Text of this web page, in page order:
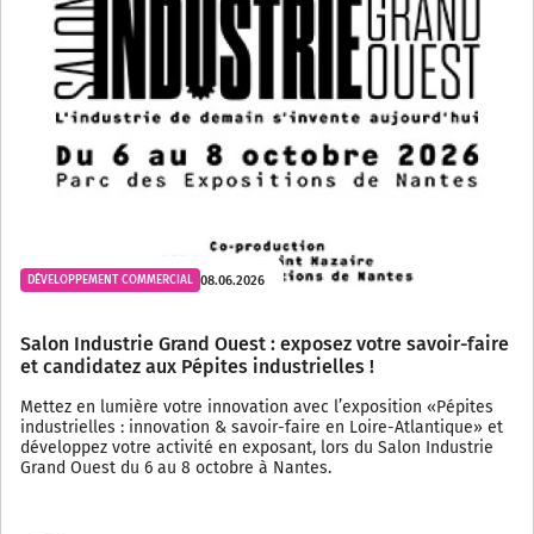
DÉVELOPPEMENT COMMERCIAL 08.06.2026
Salon Industrie Grand Ouest : exposez votre savoir-faire
et candidatez aux Pépites industrielles !
Mettez en lumière votre innovation avec l’exposition «Pépites
industrielles : innovation & savoir-faire en Loire-Atlantique» et
développez votre activité en exposant, lors du Salon Industrie
Grand Ouest du 6 au 8 octobre à Nantes.